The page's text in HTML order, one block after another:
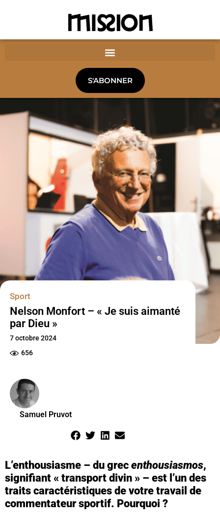
S'ABONNER
Sport
Nelson Monfort – « Je suis aimanté
par Dieu »
7 octobre 2024
656
Samuel Pruvot
L’enthousiasme – du grec enthousiasmos,
signifiant « transport divin » – est l’un des
traits caractéristiques de votre travail de
commentateur sportif. Pourquoi ?